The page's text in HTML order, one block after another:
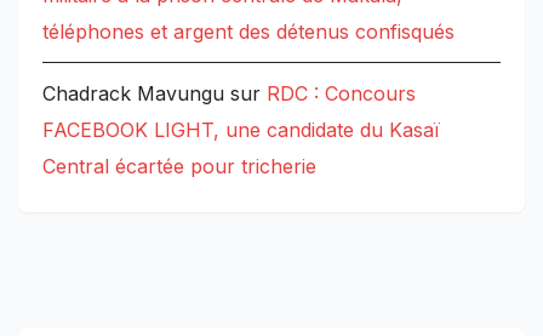
téléphones et argent des détenus confisqués
Chadrack Mavungu sur RDC : Concours
FACEBOOK LIGHT, une candidate du Kasaï
Central écartée pour tricherie